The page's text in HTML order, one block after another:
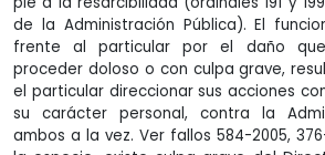
de la Administración Pública). El
frente al particular por el daño
proceder doloso o con culpa grave,
el particular direccionar sus acciones
su carácter personal, contra la
ambos a la vez. Ver fallos 584-2005,